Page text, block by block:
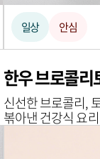
일상 안심
한우 브로콜
신선한 브로콜리,
볶아낸 건강식 요리